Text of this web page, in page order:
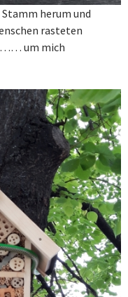
herum und
rasteten
…… um mich